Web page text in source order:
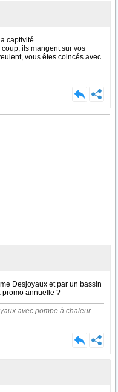
captivité.
ils mangent sur vos
vous êtes coincés avec
Desjoyaux et par un bassin
promo annuelle ?
avec pompe à chaleur